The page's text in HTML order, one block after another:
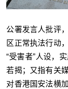
公署发言人批评
区正常执法行动
“受害者”人设，
若揭；又指有关
对香港国安法横